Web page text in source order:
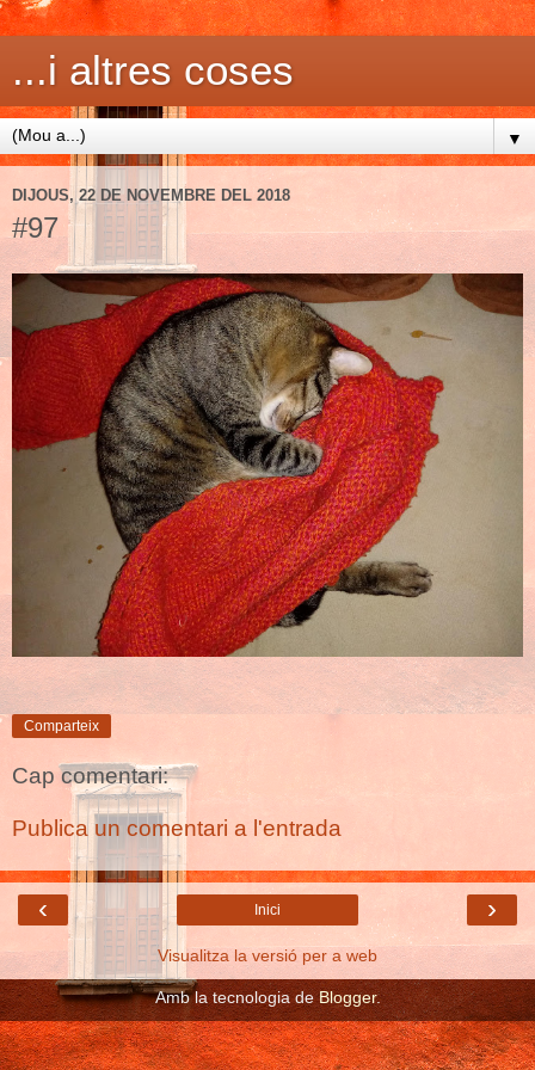
...i altres coses
▼
DIJOUS, 22 DE NOVEMBRE DEL 2018
#97
Comparteix
Cap comentari:
Publica un comentari a l'entrada
‹ ›
Inici
Visualitza la versió per a web
Amb la tecnologia deBlogger.